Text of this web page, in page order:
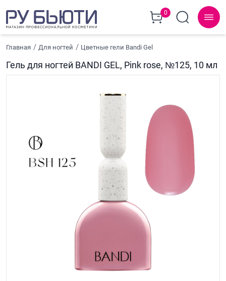
0
Главная Для ногтей Цветные гели Bandi Gel
Гель для ногтей BANDI GEL, Pink rose, №125, 10 мл